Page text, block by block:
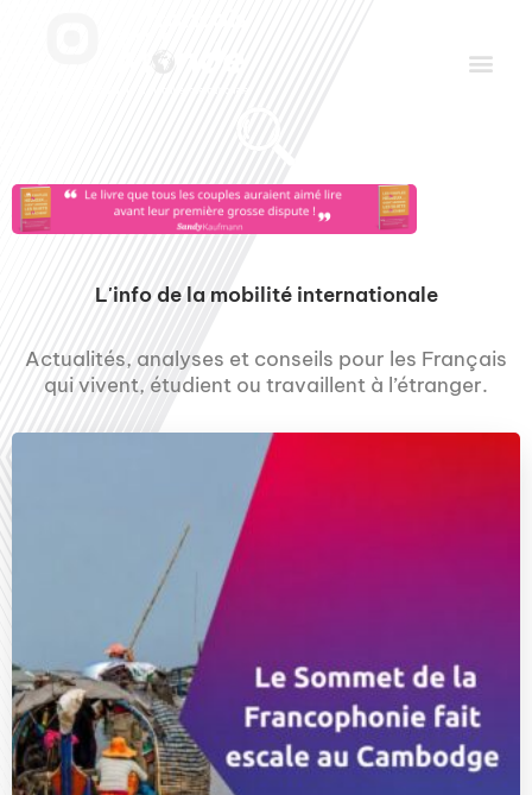
L'info de la mobilité internationale
Actualités, analyses et conseils pour les Français
qui vivent, étudient ou travaillent à l’étranger.